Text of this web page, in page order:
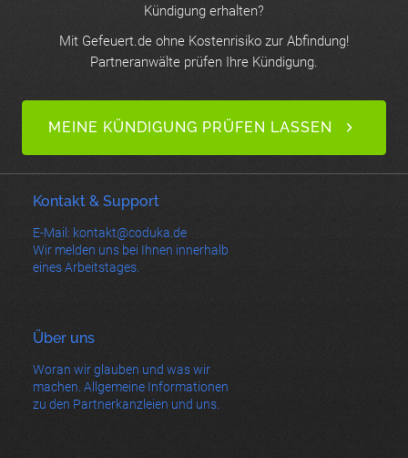
Kündigung erhalten?
Mit Gefeuert.de ohne Kostenrisiko zur Abfindung!
Partneranwälte prüfen Ihre Kündigung.
MEINE KÜNDIGUNG PRÜFEN LASSEN
Kontakt & Support
E-Mail: kontakt@coduka.de
Wir melden uns bei Ihnen innerhalb
eines Arbeitstages.
Über uns
Woran wir glauben und was wir
machen. Allgemeine Informationen
zu den Partnerkanzleien und uns.